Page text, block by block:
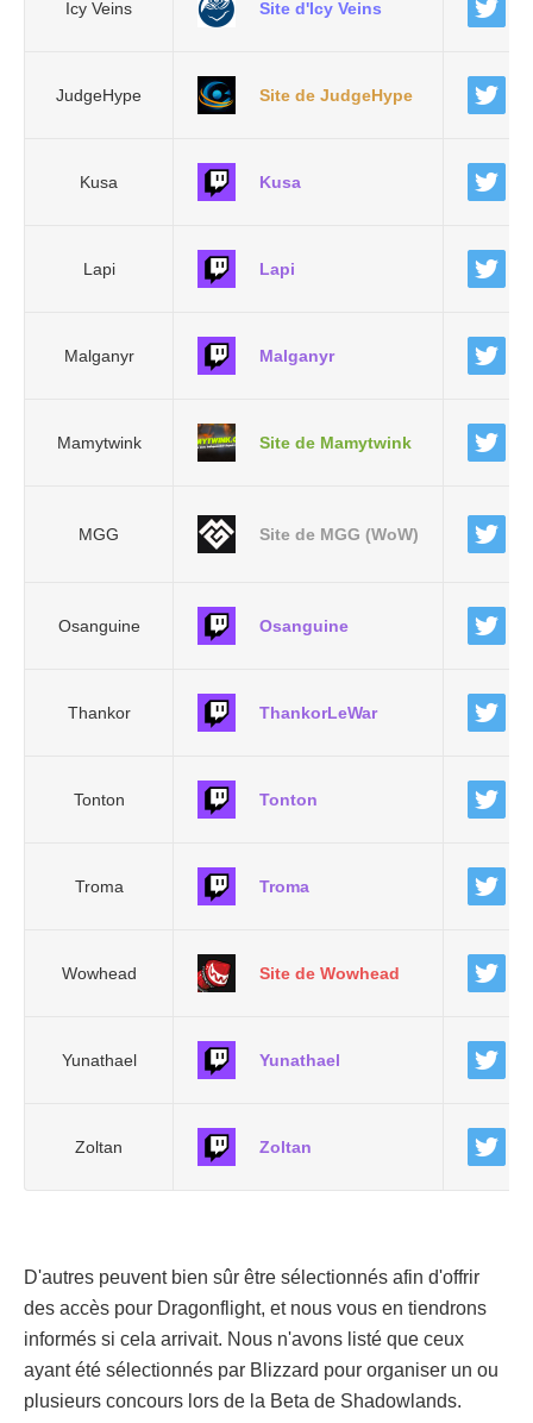
Icy Veins Site d'Icy Veins
JudgeHype Site de JudgeHype
Kusa Kusa
Lapi Lapi
Malganyr Malganyr
Mamytwink Site de Mamytwink
MGG Site de MGG (WoW)
Osanguine Osanguine
Thankor ThankorLeWar
Tonton Tonton
Troma Troma
Wowhead Site de Wowhead
Yunathael Yunathael
Zoltan Zoltan
D'autres peuvent bien sûr être sélectionnés afin d'offrir
des accès pour Dragonflight, et nous vous en tiendrons
informés si cela arrivait. Nous n'avons listé que ceux
ayant été sélectionnés par Blizzard pour organiser un ou
plusieurs concours lors de la Beta de Shadowlands.